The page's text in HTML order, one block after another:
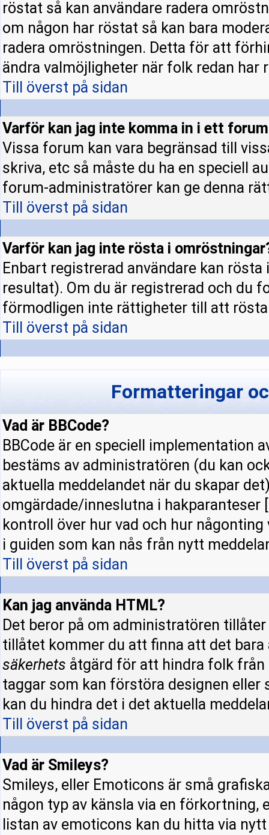
röstat så kan användare radera
om någon har röstat så kan bara
radera omröstningen. Detta för att
ändra valmöjligheter när folk redan har
Till överst på sidan
Varför kan jag inte komma in i ett
Vissa forum kan vara begränsad till
skriva, etc så måste du ha en speciell
forum-administratörer kan ge denna
Till överst på sidan
Varför kan jag inte rösta i
Enbart registrerad användare kan
resultat). Om du är registrerad och du
förmodligen inte rättigheter till att
Till överst på sidan
Formatteringar
Vad är BBCode?
BBCode är en speciell implementation
bestäms av administratören (du kan
aktuella meddelandet när du skapar
omgärdade/inneslutna i hakparanteser
kontroll över hur vad och hur
i guiden som kan nås från nytt
Till överst på sidan
Kan jag använda HTML?
Det beror på om administratören
tillåtet kommer du att finna att det
säkerhets åtgärd för att hindra folk
taggar som kan förstöra designen eller
kan du hindra det i det aktuella
Till överst på sidan
Vad är Smileys?
Smileys, eller Emoticons är små
någon typ av känsla via en förkortning,
listan av emoticons kan du hitta via